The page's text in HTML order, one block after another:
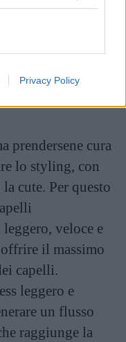
in below Google
Privacy Policy
prendersene cura
lo styling, con
cute. Per questo
leggero, veloce e
il massimo
capelli.
leggero e
un flusso
raggiunge la